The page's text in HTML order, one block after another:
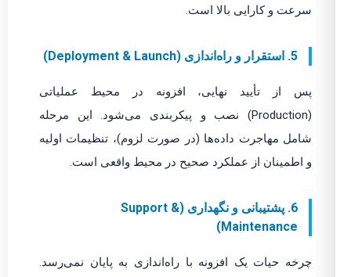
سرعت و کارایی بالا است.
5. استقرار و راه‌اندازی (Deployment & Launch)
پس از تأیید نهایی، افزونه در محیط عملیاتی
(Production) نصب و پیکربندی می‌شود. این مرحله
شامل مهاجرت داده‌ها (در صورت لزوم)، تنظیمات اولیه
و اطمینان از عملکرد صحیح در محیط واقعی است.
6. پشتیبانی و نگهداری (Support &
Maintenance)
چرخه حیات یک افزونه با راه‌اندازی به پایان نمی‌رسد.